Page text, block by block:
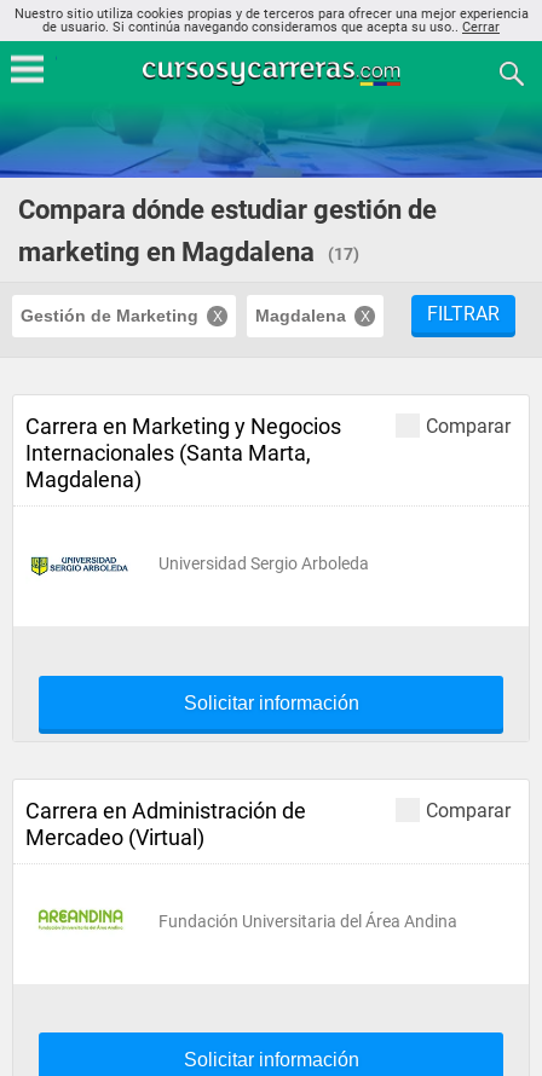
Nuestro sitio utiliza cookies propias y de terceros para ofrecer una mejor experiencia
de usuario. Si continúa navegando consideramos que acepta su uso.. Cerrar
Compara dónde estudiar gestión de
marketing en Magdalena
(17)
Gestión de Marketing Magdalena FILTRAR
Comparar
Carrera en Marketing y Negocios
Internacionales (Santa Marta,
Magdalena)
Universidad Sergio Arboleda
Solicitar información
Comparar
Carrera en Administración de
Mercadeo (Virtual)
Fundación Universitaria del Área Andina
Solicitar información